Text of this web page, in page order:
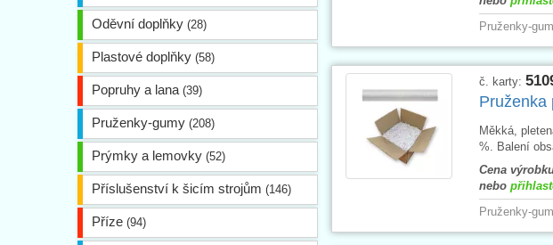
Oděvní doplňky (28)
Plastové doplňky (58)
Popruhy a lana (39)
Pruženky-gumy (208)
Prýmky a lemovky (52)
Příslušenství k šicím strojům (146)
Příze (94)
Pruženky-
č. karty:
Pruženka
Měkká,
%. Balení
Cena
nebo
Pruženky-